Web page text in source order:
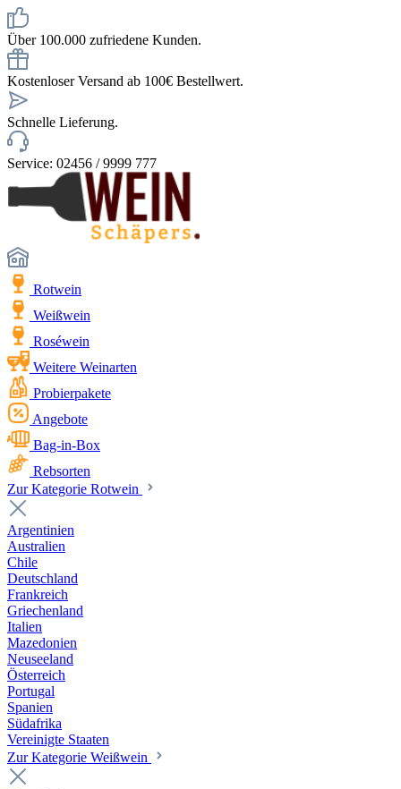
Über 100.000 zufriedene Kunden.
Kostenloser Versand ab 100€ Bestellwert.
Schnelle Lieferung.
Service: 02456 / 9999 777
Rotwein
Weißwein
Roséwein
Weitere Weinarten
Probierpakete
Angebote
Bag-in-Box
Rebsorten
Zur Kategorie Rotwein
Argentinien
Australien
Chile
Deutschland
Frankreich
Griechenland
Italien
Mazedonien
Neuseeland
Österreich
Portugal
Spanien
Südafrika
Vereinigte Staaten
Zur Kategorie Weißwein